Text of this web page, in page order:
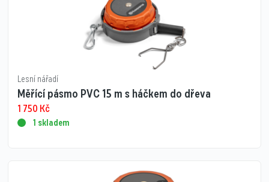
Lesní nářadí
Měřící pásmo PVC 15 m s háčkem do dřeva
1 750 Kč
1 skladem